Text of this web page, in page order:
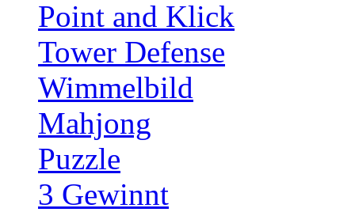
Point and Klick
Tower Defense
Wimmelbild
Mahjong
Puzzle
3 Gewinnt